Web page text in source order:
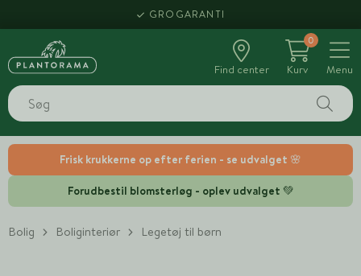
Frisk krukkerne op efter ferien - se udvalget 🌸
Forudbestil blomsterløg - oplev udvalget 💚
GROGARANTI
Find center
0
Kurv
Menu
Bolig Boliginteriør Legetøj til børn